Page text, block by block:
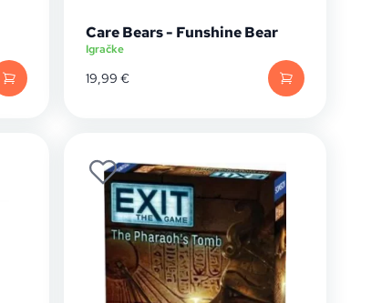
Care Bears - Funshine Bear
Igračke
19,99 €